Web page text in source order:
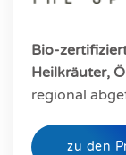
Bio-
Heilkräuter,
regional
zu den